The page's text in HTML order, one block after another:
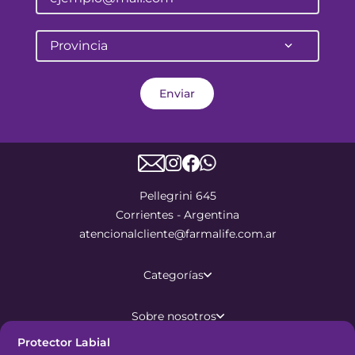
Protector Labial
Provincia
Enviar
Pellegrini 645
Corrientes - Argentina
atencionalcliente@farmalife.com.ar
Categorías
Sobre nosotros